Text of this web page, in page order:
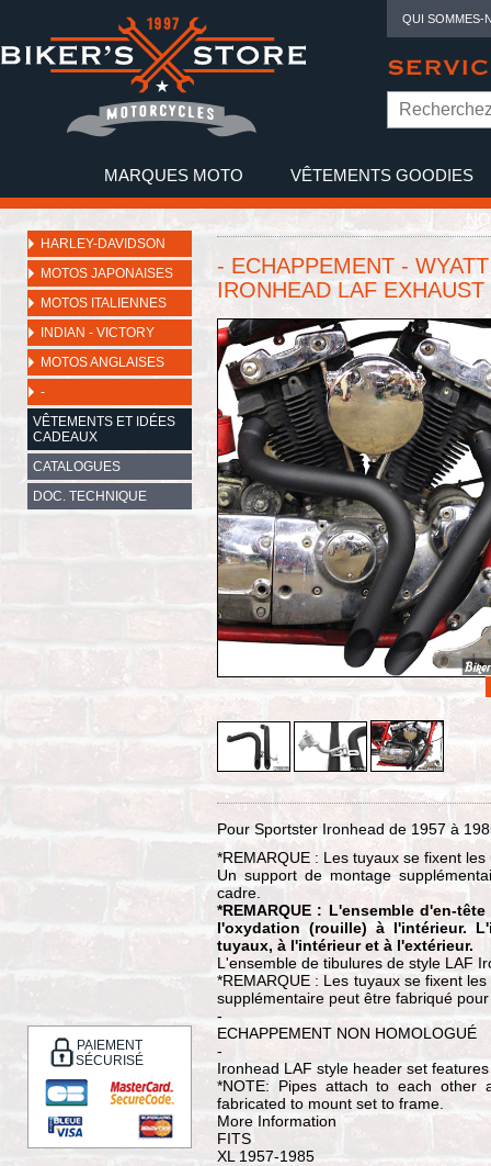
QUI SOMMES-
MARQUES MOTO VÊTEMENTS GOODIES
HARLEY-DAVIDSON
MOTOS JAPONAISES
MOTOS ITALIENNES
INDIAN - VICTORY
MOTOS ANGLAISES
-
VÊTEMENTS ET IDÉES
CADEAUX
CATALOGUES
DOC. TECHNIQUE
PAIEMENT
SÉCURISÉ
- ECHAPPEMENT -
IRONHEAD LAF
Pour Sportster Ironhead de 1957 à
*REMARQUE : Les tuyaux se fixent
Un support de montage
cadre.
*REMARQUE : L'ensemble d'en-
l'oxydation (rouille) à l'intérieur.
tuyaux, à l'intérieur et à l'extérieur.
L'ensemble de tibulures de style LAF
*REMARQUE : Les tuyaux se fixent
supplémentaire peut être fabriqué
-
ECHAPPEMENT NON HOMOLOGUÉ
-
Ironhead LAF style header set features
*NOTE: Pipes attach to each other
fabricated to mount set to frame.
More Information
FITS
XL 1957-1985